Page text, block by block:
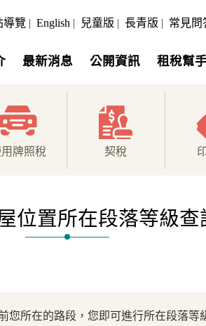
導覽 | English | 兒童版 | 長青版 | 常見問
最新消息 公開資訊 租稅幫
牌照稅 契稅
位置所在段落等級查
所在的路段，您即可進行所在段落等